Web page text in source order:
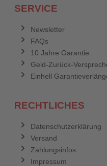
SERVICE
Newsletter
FAQs
10 Jahre Garantie
Geld-Zurück-
Einhell
RECHTLICHES
Datenschutzerklärung
Versand
Zahlungsinfos
Impressum